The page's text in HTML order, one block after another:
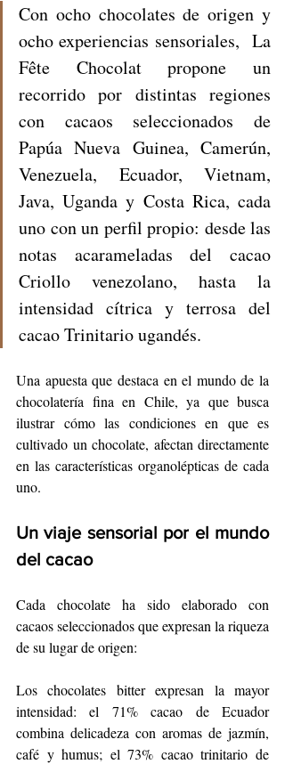
Con ocho chocolates de origen y
ocho experiencias sensoriales,  La
Fête Chocolat propone un
recorrido por distintas regiones
con cacaos seleccionados de
Papúa Nueva Guinea, Camerún,
Venezuela, Ecuador, Vietnam,
Java, Uganda y Costa Rica, cada
uno con un perfil propio: desde las
notas acarameladas del cacao
Criollo venezolano, hasta la
intensidad cítrica y terrosa del
cacao Trinitario ugandés.
Una apuesta que destaca en el mundo de la
chocolatería fina en Chile, ya que busca
ilustrar cómo las condiciones en que es
cultivado un chocolate, afectan directamente
en las características organolépticas de cada
uno.
Un viaje sensorial por el mundo
del cacao
Cada chocolate ha sido elaborado con
cacaos seleccionados que expresan la riqueza
de su lugar de origen:
Los chocolates bitter expresan la mayor
intensidad: el 71% cacao de Ecuador
combina delicadeza con aromas de jazmín,
café y humus; el 73% cacao trinitario de